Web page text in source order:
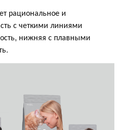
рациональное и
с четкими линиями
нижняя с плавными